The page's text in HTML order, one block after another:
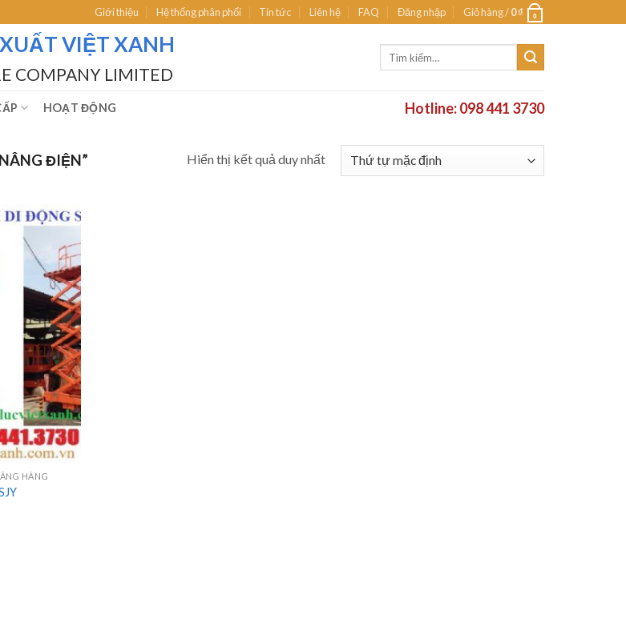
Giới thiệu Hệ thống phân phối Tin tức Liên hệ FAQ Đăng nhập Giỏ hàng /0₫ 0
VIỆT XANH
COMPANY LIMITED
HOẠT ĐỘNG Hotline: 098 441 3730
ĐIỆN” Hiển thị kết quả duy nhất
HÀNG